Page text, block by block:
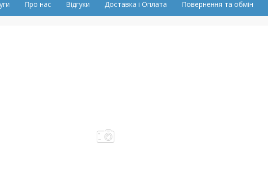
Про нас Відгуки Доставка і Оплата Повернення та обмін